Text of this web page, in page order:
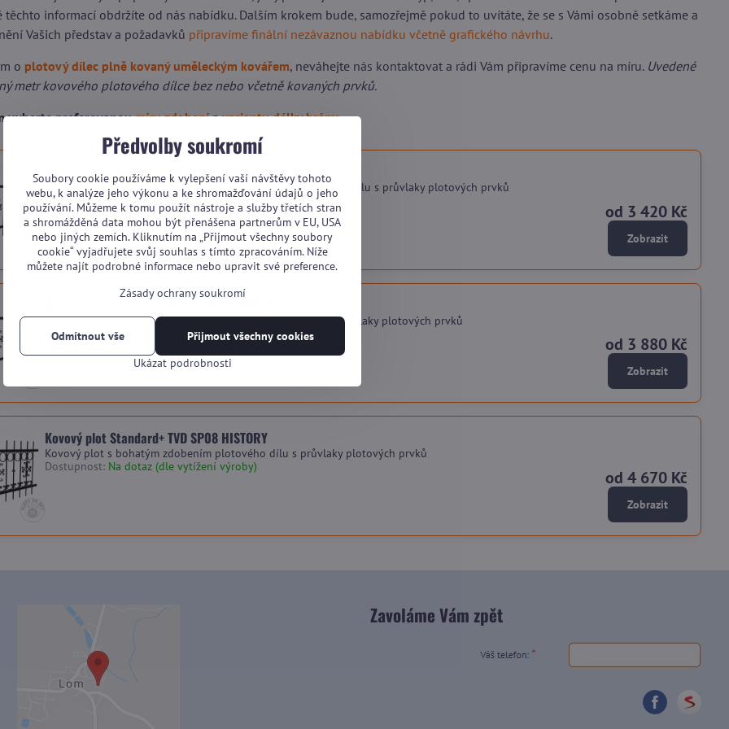
těchto informací obdržíte od nás nabídku. Dalším krokem bude, samozřejmě pokud to uvítáte, že se s Vámi osobně setkáme a
Vašich představ a požadavků připravíme finální nezávaznou nabídku včetně grafického návrhu.
o plotový dílec plně kovaný uměleckým kovářem, neváhejte nás kontaktovat a rádi Vám připravíme cenu na míru. Uvedené
metr kovového plotového dílce bez nebo včetně kovaných prvků.
vyberte preferovanoumíru zdobeníavariantu délky brány.
Kovový plot Standard+ TVD SP08 SINGLE
Kovový plot se základním nebo žádným zdobením plotového dílu s průvlaky plotových prvků
Dostupnost: Na dotaz (dle vytížení výroby)
od 3 420 Kč
Zobrazit
Kovový plot Standard+ TVD SP08 HARMONY
Kovový plot s pokročilými prvky zdobení plotového dílu s průvlaky plotových prvků
Dostupnost: Na dotaz (dle vytížení výroby)
od 3 880 Kč
Zobrazit
Kovový plot Standard+ TVD SP08 HISTORY
Kovový plot s bohatým zdobením plotového dílu s průvlaky plotových prvků
Dostupnost: Na dotaz (dle vytížení výroby)
od 4 670 Kč
Zobrazit
Zavoláme Vám zpět
Předvolby soukromí
Soubory cookie používáme k vylepšení vaší návštěvy tohoto
webu, k analýze jeho výkonu a ke shromažďování údajů o jeho
používání. Můžeme k tomu použít nástroje a služby třetích stran
a shromážděná data mohou být přenášena partnerům v EU, USA
nebo jiných zemích. Kliknutím na „Přijmout všechny soubory
cookie“ vyjadřujete svůj souhlas s tímto zpracováním. Níže
můžete najít podrobné informace nebo upravit své preference.
Zásady ochrany soukromí
Ukázat podrobnosti
Přijmout všechny cookies
Odmítnout vše